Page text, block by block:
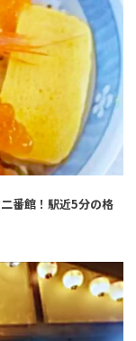
番館！駅近5分の格